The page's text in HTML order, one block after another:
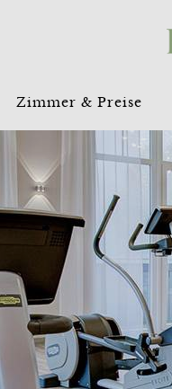
Zimmer & Preise